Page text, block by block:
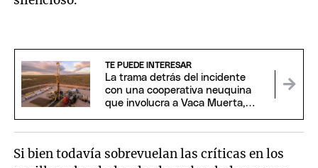
TE PUEDE INTERESAR
La trama detrás del incidente
con una cooperativa neuquina
que involucra a Vaca Muerta,
Si bien todavía sobrevuelan las críticas en los